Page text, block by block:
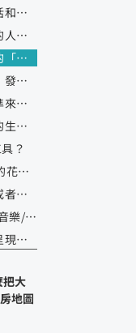
先介紹一下你自己，目前的生活和工作？
從「為別人工作」到「為自己的人生做主」，是什麼樣的體驗？
你認為「做什麼」最能代表你的「生活品質」和證明自己活著？
當把自己的興趣變成工作之後，發生哪些好的、壞的改變呢？
要讀的書很多，你是用什麼標準來篩選和排序，哪些書優先讀？
工作充實之餘，你怎麼維持你的生活品質？
？
過去一年，哪個 5,000 元以下的花費，對生活帶來最多正面影響？
平時有什麼與眾不同的習慣，或者朋友覺得很荒謬的愛好？
推薦你今年印象深刻的一本書/音樂/電影，為什麼喜歡？
你認為在生活或工作中，最能呈現出「Lifehacker」思維的一件事？
想要更了解你的話，可以在哪個平台或是網站找到你？
把大
地圖